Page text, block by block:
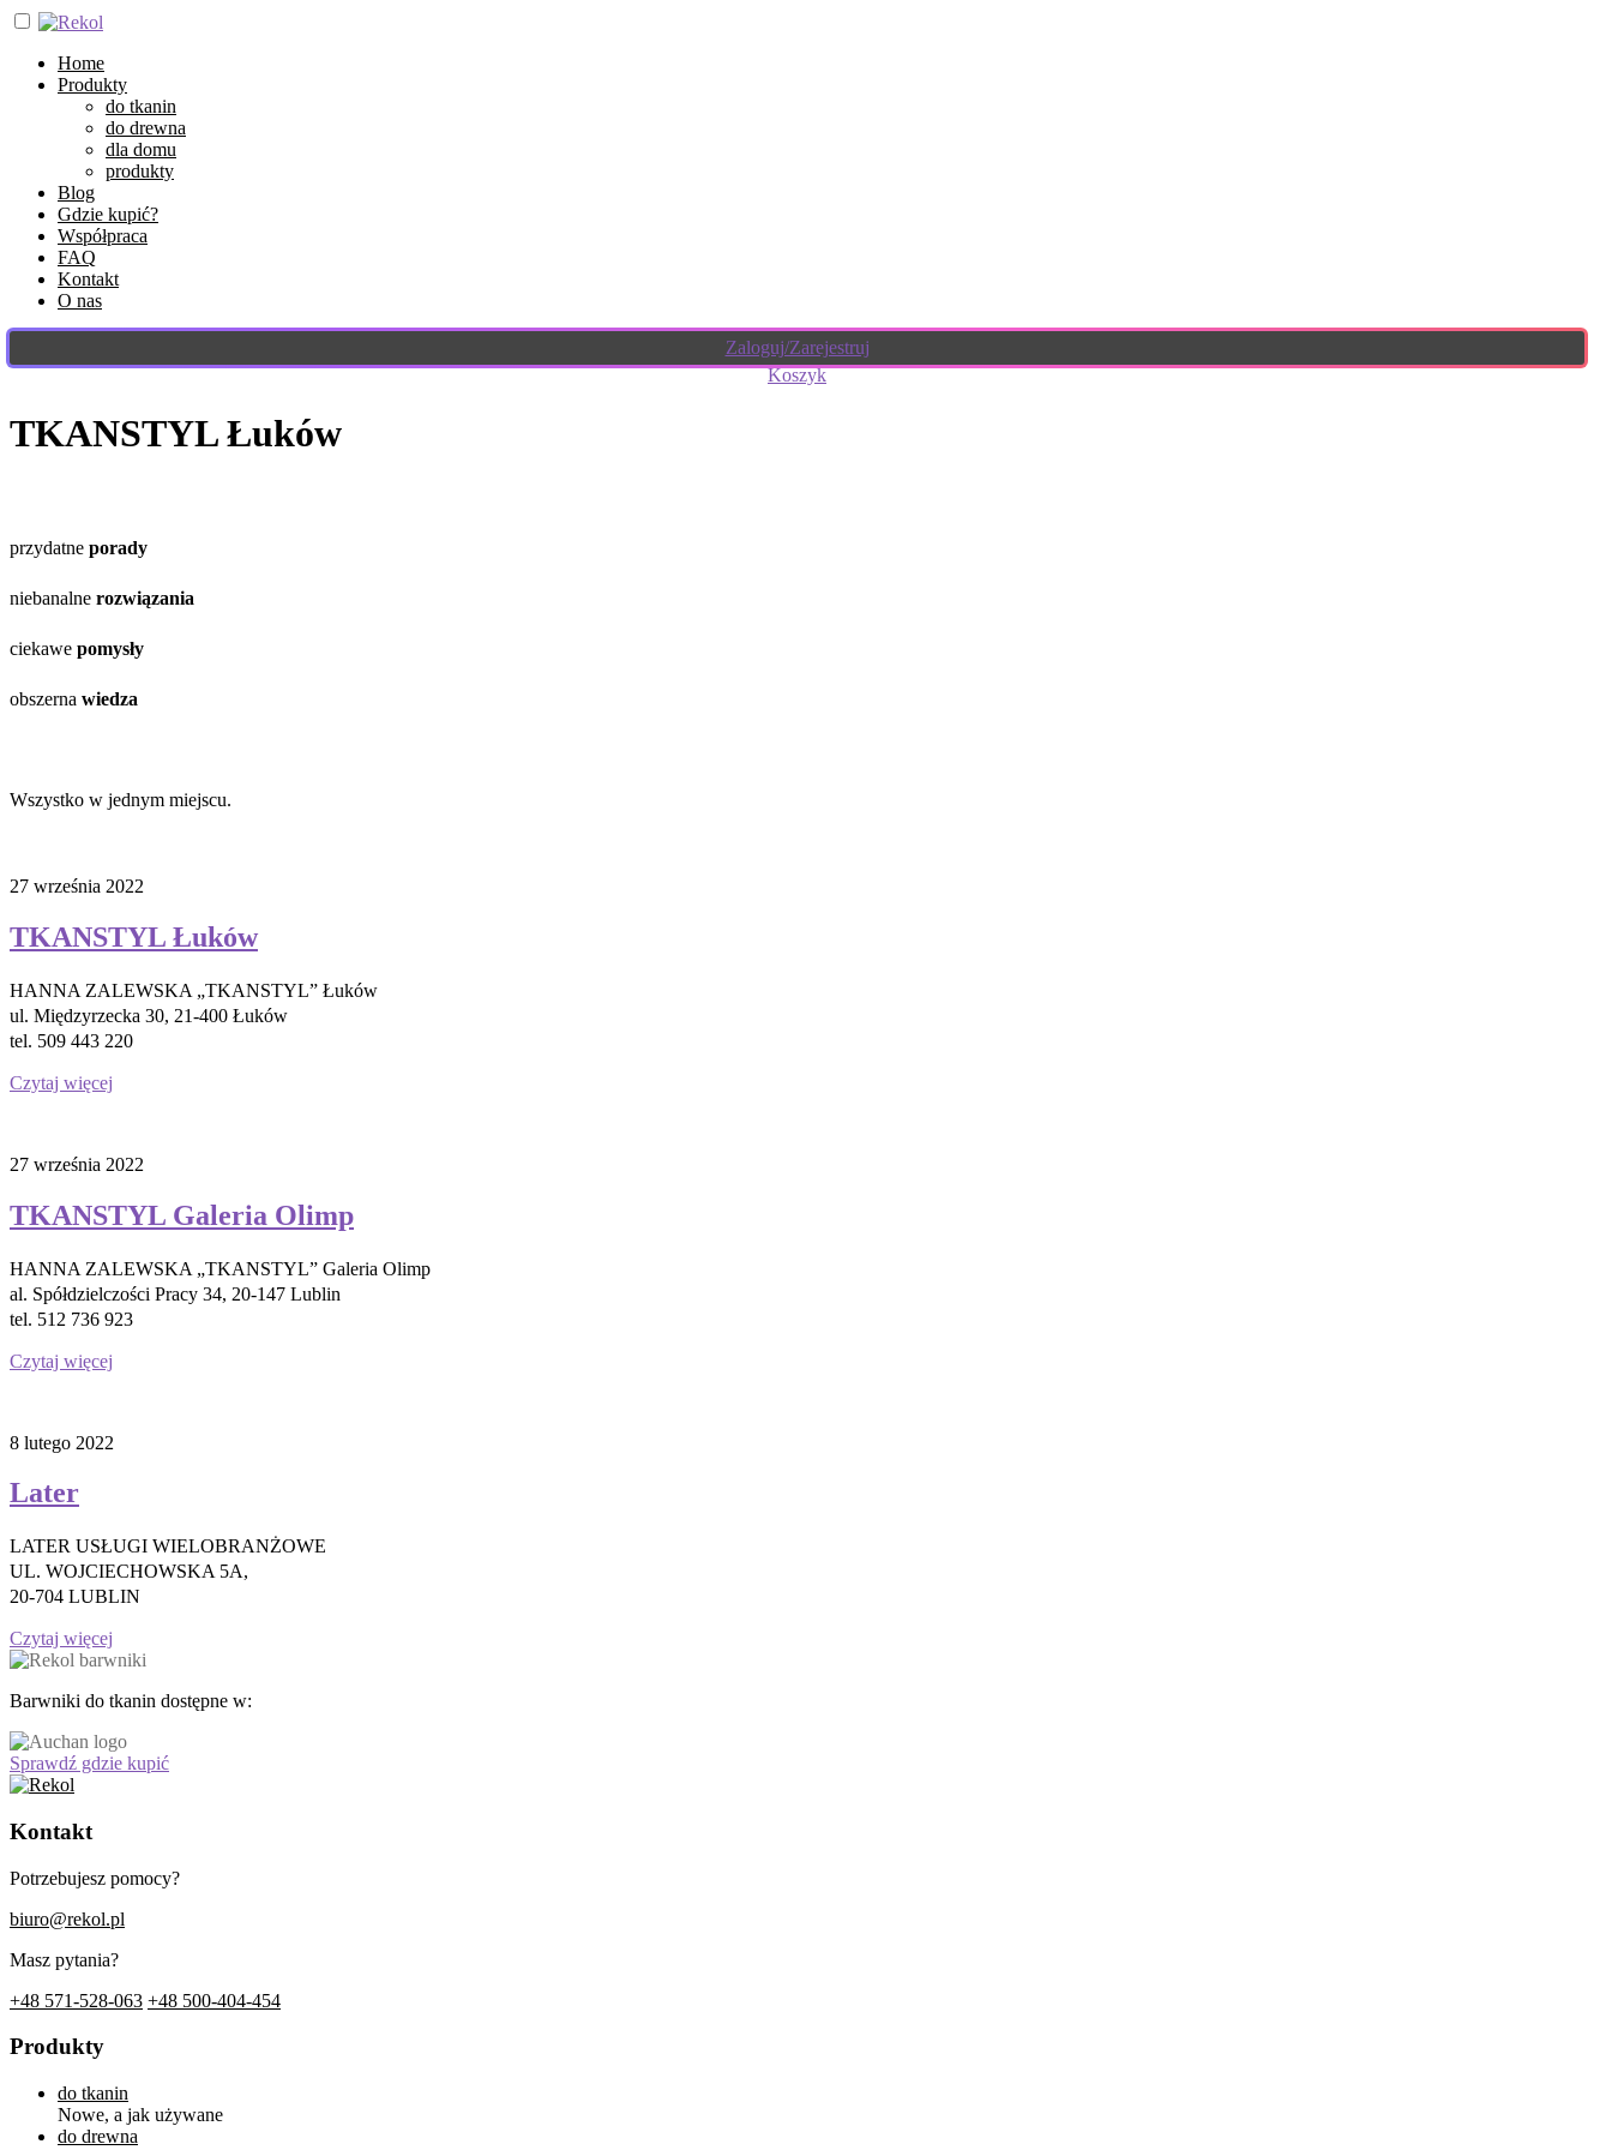
Home
Produkty
do tkanin
do drewna
dla domu
produkty
Blog
Gdzie kupić?
Współpraca
FAQ
Kontakt
O nas
Zaloguj/Zarejestruj
Koszyk
TKANSTYL Łuków
przydatne porady
niebanalne rozwiązania
ciekawe pomysły
obszerna wiedza
Wszystko w jednym miejscu.
27 września 2022
TKANSTYL Łuków
HANNA ZALEWSKA „TKANSTYL” Łuków
ul. Międzyrzecka 30, 21-400 Łuków
tel. 509 443 220
Czytaj więcej
27 września 2022
TKANSTYL Galeria Olimp
HANNA ZALEWSKA „TKANSTYL” Galeria Olimp
al. Spółdzielczości Pracy 34, 20-147 Lublin
tel. 512 736 923
Czytaj więcej
8 lutego 2022
Later
LATER USŁUGI WIELOBRANŻOWE
UL. WOJCIECHOWSKA 5A,
20-704 LUBLIN
Czytaj więcej
Barwniki do tkanin dostępne w:
Sprawdź gdzie kupić
Kontakt
Potrzebujesz pomocy?
biuro@rekol.pl
Masz pytania?
+48 571-528-063 +48 500-404-454
Produkty
do tkanin
Nowe, a jak używane
do drewna